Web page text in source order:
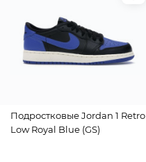
Подростковые Jordan 1 Retro
Low Royal Blue (GS)